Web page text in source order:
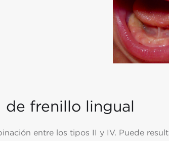
de frenillo lingual
entre los tipos II y IV. Puede